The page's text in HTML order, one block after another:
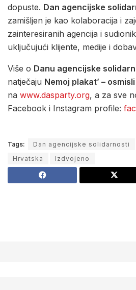
dopuste. Dan agencijske
zamišljen je kao kolaboracija i
zainteresiranih agencija i
uključujući klijente, medije i
Više o Danu agencijske
natječaju Nemoj plakat’ –
na www.dasparty.org, a za sve
Facebook i Instagram profile:
Tags: Dan agencijske solidarnosti
Hrvatska
Izdvojeno